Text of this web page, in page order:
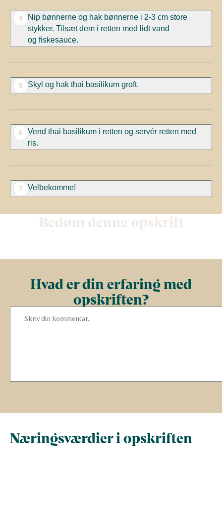
4
Nip bønnerne og hak bønnerne i 2-3 cm store
stykker. Tilsæt dem i retten med lidt vand
og fiskesauce.
5 Skyl og hak thai basilikum groft.
6
Vend thai basilikum i retten og servér retten med
ris.
7 Velbekomme!
Bedøm denne opskrift
Hvad er din erfaring med
opskriften?
Næringsværdier i opskriften